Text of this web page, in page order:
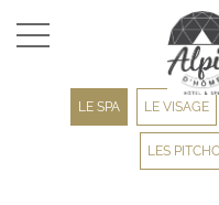
LE SPA LE VISAGE